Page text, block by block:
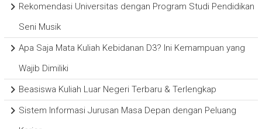
Rekomendasi Universitas dengan Program Studi Pendidikan
Seni Musik
Apa Saja Mata Kuliah Kebidanan D3? Ini Kemampuan yang
Wajib Dimiliki
Beasiswa Kuliah Luar Negeri Terbaru & Terlengkap
Sistem Informasi Jurusan Masa Depan dengan Peluang